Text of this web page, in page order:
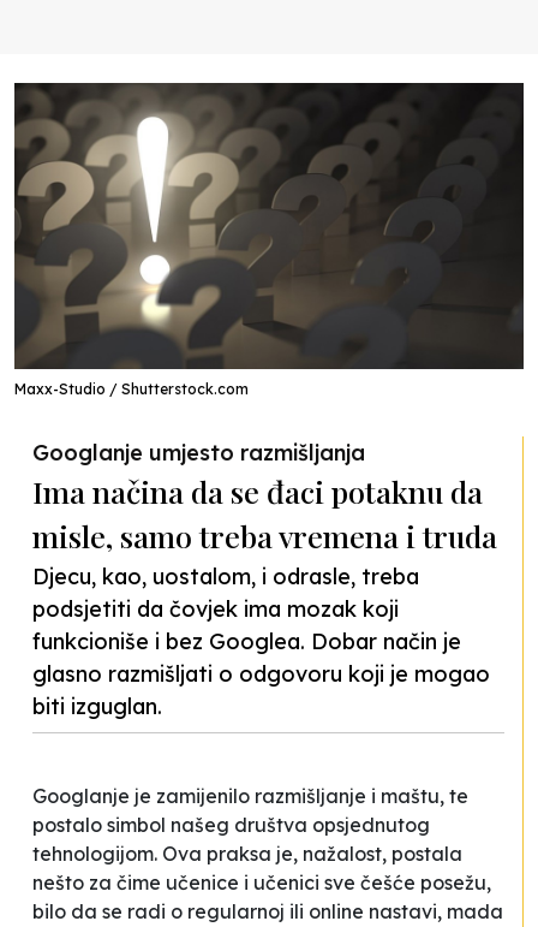
Maxx-Studio / Shutterstock.com
Googlanje umjesto razmišljanja
Ima načina da se đaci potaknu da
misle, samo treba vremena i truda
Djecu, kao, uostalom, i odrasle, treba
podsjetiti da čovjek ima mozak koji
funkcioniše i bez Googlea. Dobar način je
glasno razmišljati o odgovoru koji je mogao
biti izguglan.
Googlanje je zamijenilo razmišljanje i maštu, te
postalo simbol našeg društva opsjednutog
tehnologijom. Ova praksa je, nažalost, postala
nešto za čime učenice i učenici sve češće posežu,
bilo da se radi o regularnoj ili online nastavi, mada